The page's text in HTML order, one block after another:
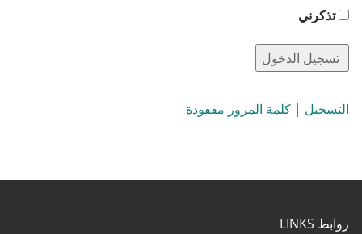
تذكرني
التسجيل | كلمة المرور مفقودة
روابط LINKS